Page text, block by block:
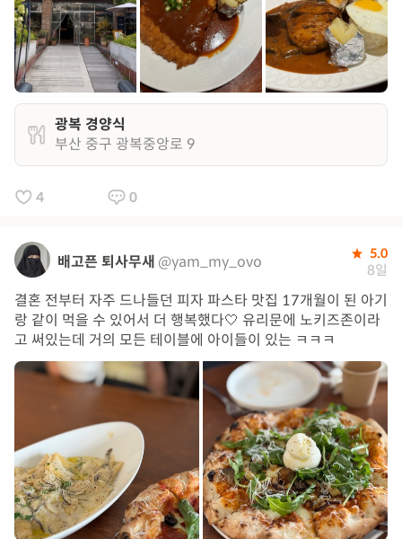
광복 경양식
부산 중구 광복중앙로 9
4 0
배고픈 퇴사무새 @yam_my_ovo 5.0
8일
결혼 전부터 자주 드나들던 피자 파스타 맛집 17개월이 된 아기
랑 같이 먹을 수 있어서 더 행복했다🤍 유리문에 노키즈존이라
고 써있는데 거의 모든 테이블에 아이들이 있는 ㅋㅋㅋ